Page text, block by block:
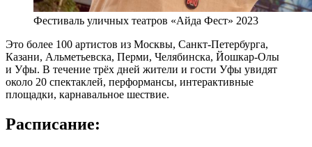
Фестиваль уличных театров «Айда Фест» 2023
Это более 100 артистов из Москвы, Санкт-Петербурга,
Казани, Альметьевска, Перми, Челябинска, Йошкар-Олы
и Уфы. В течение трёх дней жители и гости Уфы увидят
около 20 спектаклей, перформансы, интерактивные
площадки, карнавальное шествие.
Расписание: